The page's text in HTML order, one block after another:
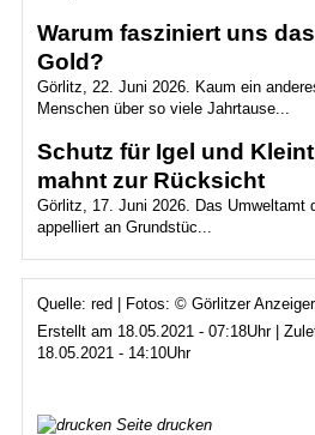
Warum fasziniert uns
Gold?
Görlitz, 22. Juni 2026. Kaum ein
Menschen über so viele Jahrtause...
Schutz für Igel und
mahnt zur Rücksicht
Görlitz, 17. Juni 2026. Das Umweltamt
appelliert an Grundstüc...
Quelle: red | Fotos: © Görlitzer Anzeiger
Erstellt am 18.05.2021 - 07:18Uhr |
18.05.2021 - 14:10Uhr
Seite drucken